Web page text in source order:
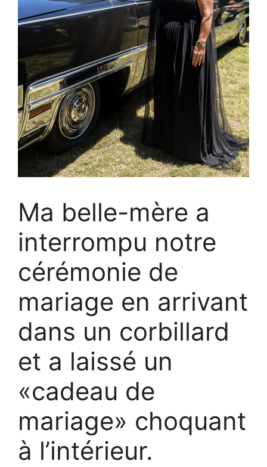
Ma belle-mère a
interrompu notre
cérémonie de
mariage en arrivant
dans un corbillard
et a laissé un
«cadeau de
mariage» choquant
à l’intérieur.